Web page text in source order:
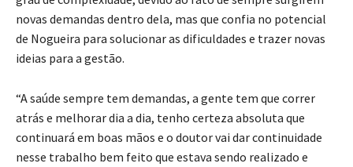
novas demandas dentro dela, mas que confia no potencial
de Nogueira para solucionar as dificuldades e trazer novas
ideias para a gestão.
“A saúde sempre tem demandas, a gente tem que correr
atrás e melhorar dia a dia, tenho certeza absoluta que
continuará em boas mãos e o doutor vai dar continuidade
nesse trabalho bem feito que estava sendo realizado e